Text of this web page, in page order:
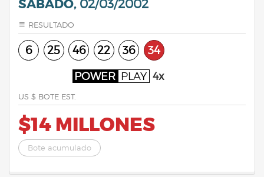
SÁBADO, 02/03/2002
RESULTADO
6 25 46 22 36 34
POWER PLAY 4x
US $ BOTE EST.
$14 MILLONES
Bote acumulado